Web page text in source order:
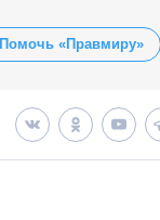
Помочь «Правмиру»